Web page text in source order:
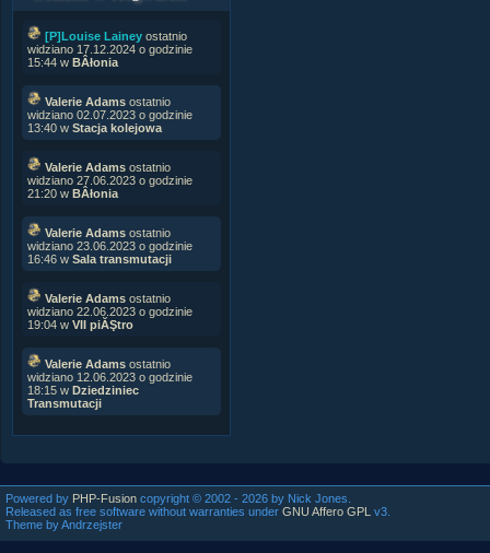
[P]Louise Lainey ostatnio
widziano 17.12.2024 o godzinie
15:44 w BÂłonia
Valerie Adams ostatnio
widziano 02.07.2023 o godzinie
13:40 w Stacja kolejowa
Valerie Adams ostatnio
widziano 27.06.2023 o godzinie
21:20 w BÂłonia
Valerie Adams ostatnio
widziano 23.06.2023 o godzinie
16:46 w Sala transmutacji
Valerie Adams ostatnio
widziano 22.06.2023 o godzinie
19:04 w VII piĂŞtro
Valerie Adams ostatnio
widziano 12.06.2023 o godzinie
18:15 w Dziedziniec
Transmutacji
Powered by PHP-Fusion copyright © 2002 - 2026 by Nick Jones.
Released as free software without warranties under GNU Affero GPL
v3.
Theme by Andrzejster